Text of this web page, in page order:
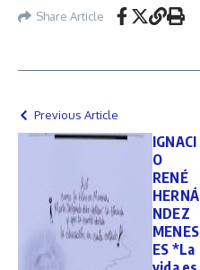
Share Article
Previous Article
IGNACI
O
RENÉ
HERNÁ
NDEZ
MENES
ES *La